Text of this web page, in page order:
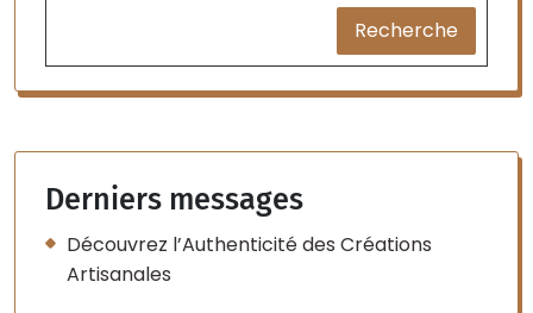
Recherche
Derniers messages
Découvrez l’Authenticité des Créations
Artisanales